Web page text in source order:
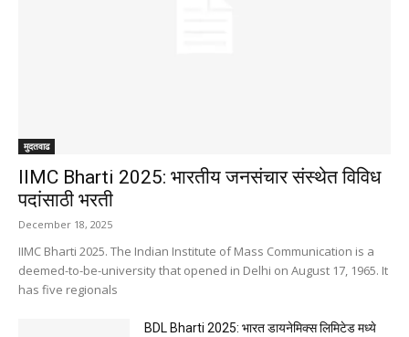
मुदतवाढ
IIMC Bharti 2025: भारतीय जनसंचार संस्थेत विविध
पदांसाठी भरती
December 18, 2025
IIMC Bharti 2025. The Indian Institute of Mass Communication is a
deemed-to-be-university that opened in Delhi on August 17, 1965. It
has five regionals
BDL Bharti 2025: भारत डायनेमिक्स लिमिटेड मध्ये